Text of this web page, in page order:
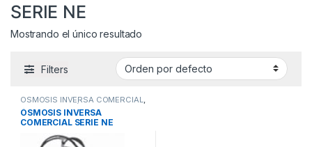
ACCESORIOS (0)
BEBEDEROS(0)
BIODIGESTORES
SERIE NE
Mostrando el único resultado
Filters
OSMOSIS INVERSA COMERCIAL,
SISTEMAS DE ÓSMOSIS
INVERSA Y UTRAFILTRACIÓN
SISTEMAS DE TRATAMIENTO DE
ÓSMOSIS INVERSA
COMERCIAL SERIE NE